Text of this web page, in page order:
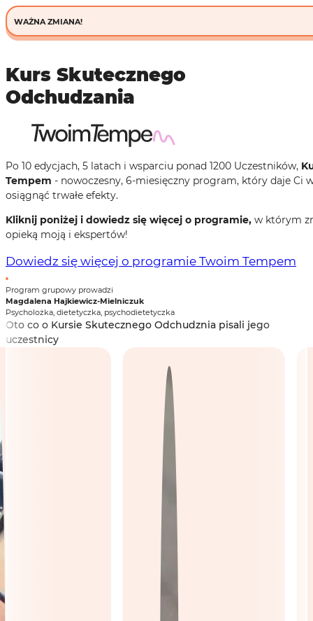
WAŻNA ZMIANA!
Kurs Skutecznego
Odchudzania
Po 10 edycjach, 5 latach i wsparciu ponad 1200 Uczestników,
Tempem - nowoczesny, 6‑miesięczny program, który daje Ci
osiągnąć trwałe efekty.
Kliknij poniżej i dowiedz się więcej o programie, w którym
opieką moją i ekspertów!
Dowiedz się więcej o programie Twoim Tempem
Program grupowy prowadzi
Magdalena Hajkiewicz-Mielniczuk
Psycholożka, dietetyczka, psychodietetyczka
Oto co o Kursie Skutecznego Odchudznia pisali jego
uczestnicy